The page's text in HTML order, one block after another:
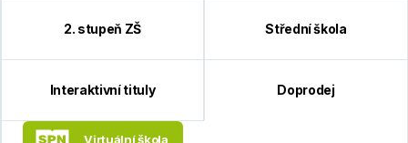
2. stupeň ZŠ Střední škola
Interaktivní tituly Doprodej
Virtuální škola